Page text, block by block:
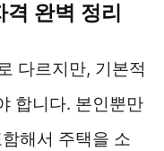
완벽 정리
다르지만, 기본적
합니다. 본인뿐만
해서 주택을 소